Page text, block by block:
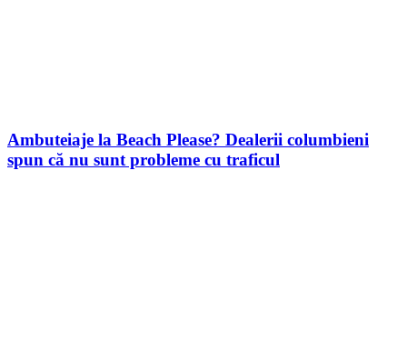
Ambuteiaje la Beach Please? Dealerii columbieni
spun că nu sunt probleme cu traficul